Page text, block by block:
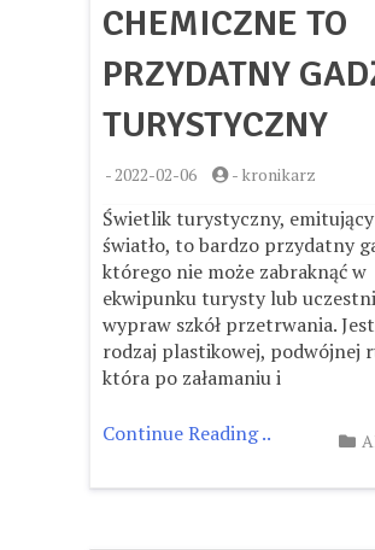
CHEMICZNE TO
PRZYDATNY
TURYSTYCZNY
-2022-02-06 - kronikarz
Świetlik turystyczny, emitujący
światło, to bardzo przydatny
którego nie może zabraknąć w
ekwipunku turysty lub
wypraw szkół przetrwania.
rodzaj plastikowej, podwójnej
która po załamaniu i
Continue Reading ..